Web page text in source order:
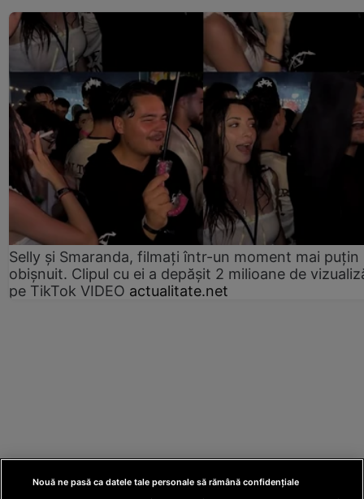
Selly și Smaranda, filmați într-un moment mai puțin
obișnuit. Clipul cu ei a depășit 2 milioane de
pe TikTok VIDEO actualitate.net
Nouă ne pasă ca datele tale personale să rămână confidențiale